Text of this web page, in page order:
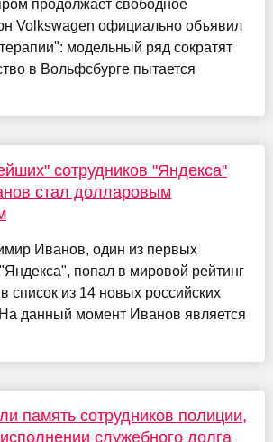
продолжает свободное
Volkswagen официально объявил
модельный ряд сократят
в Вольфсбурге пытается
сотрудников "Яндекса"
стал долларовым
Иванов, один из первых
попал в мировой рейтинг
список из 14 новых российских
данный момент Иванов является
память сотрудников полиции,
служебного долга